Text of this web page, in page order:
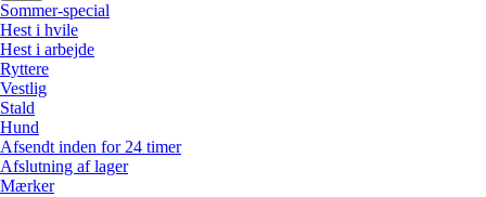
Sommer-special
Hest i hvile
Hest i arbejde
Ryttere
Vestlig
Stald
Hund
Afsendt inden for 24 timer
Afslutning af lager
Mærker